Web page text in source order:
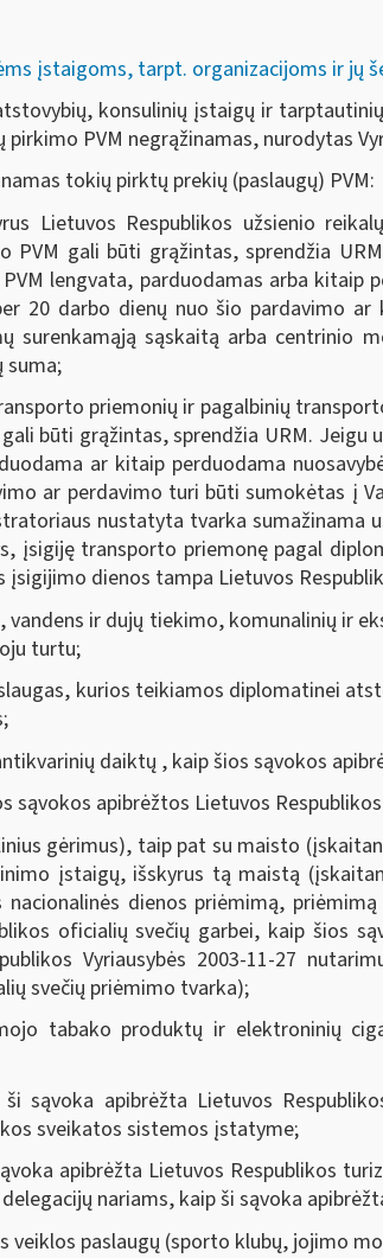
įstaigoms, tarpt. organizacijoms ir jų
konsulinių įstaigų ir
PVM negrąžinamas, nurodytas
tokių pirktų prekių (paslaugų) PVM:
Lietuvos Respublikos užsienio
PVM gali būti grąžintas, sprendžia
lengvata, parduodamas arba kitaip
20 darbo dienų nuo šio pardavimo
surenkamąją sąskaitą arba
suma;
priemonių ir pagalbinių
būti grąžintas, sprendžia URM.
ar kitaip perduodama
ar perdavimo turi būti sumokėtas į
nustatyta tvarka
įsigiję transporto priemonę pagal
įsigijimo dienos tampa Lietuvos
ir dujų tiekimo, komunalinių ir
turtu;
kurios teikiamos diplomatinei
daiktų , kaip šios sąvokos
sąvokos apibrėžtos Lietuvos
gėrimus), taip pat su maisto
įstaigų, išskyrus tą maistą
nacionalinės dienos priėmimą,
oficialių svečių garbei, kaip šios
Vyriausybės 2003-11-27
svečių priėmimo tvarka);
tabako produktų ir elektroninių
sąvoka apibrėžta Lietuvos
sveikatos sistemos įstatyme;
apibrėžta Lietuvos Respublikos
nariams, kaip ši sąvoka
veiklos paslaugų (sporto klubų, jojimo